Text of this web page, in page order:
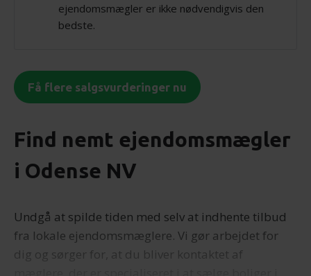
ejendomsmægler er ikke nødvendigvis den
bedste.
Få flere salgsvurderinger nu
Find nemt ejendomsmægler
i Odense NV
Undgå at spilde tiden med selv at indhente tilbud
fra lokale ejendomsmæglere. Vi gør arbejdet for
dig og sørger for, at du bliver kontaktet af